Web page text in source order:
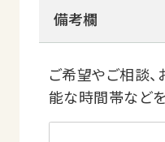
備考欄
ご希望やご相談
能な時間帯など